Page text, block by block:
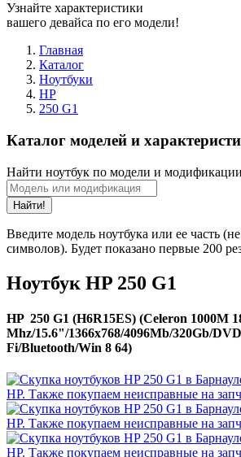
Узнайте характеристики
вашего девайса по его модели!
Главная
Каталог
Ноутбуки
HP
250 G1
Каталог моделей и
Найти ноутбук по модели и
Найти!
Введите модель ноутбука или ее часть
символов). Будет показано первые 200
Ноутбук HP 250 G1
HP 250 G1 (H6R15ES) (Celeron 1000M
Mhz/15.6"/1366x768/4096Mb/320Gb/
Fi/Bluetooth/Win 8 64)